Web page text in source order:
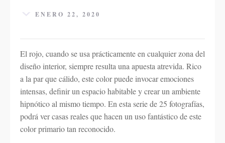
ENERO 22, 2020
El rojo, cuando se usa prácticamente en cualquier zona del
diseño interior, siempre resulta una apuesta atrevida. Rico
a la par que cálido, este color puede invocar emociones
intensas, definir un espacio habitable y crear un ambiente
hipnótico al mismo tiempo. En esta serie de 25 fotografías,
podrá ver casas reales que hacen un uso fantástico de este
color primario tan reconocido.